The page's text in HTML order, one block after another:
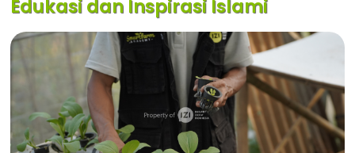
Edukasi dan Inspirasi Islami